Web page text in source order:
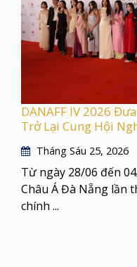
DANAFF IV 2026
Trở Lại Cung Hội
Tháng Sáu 25, 2026
Từ ngày 28/06 đến
Châu Á Đà Nẵng lần
chính ...